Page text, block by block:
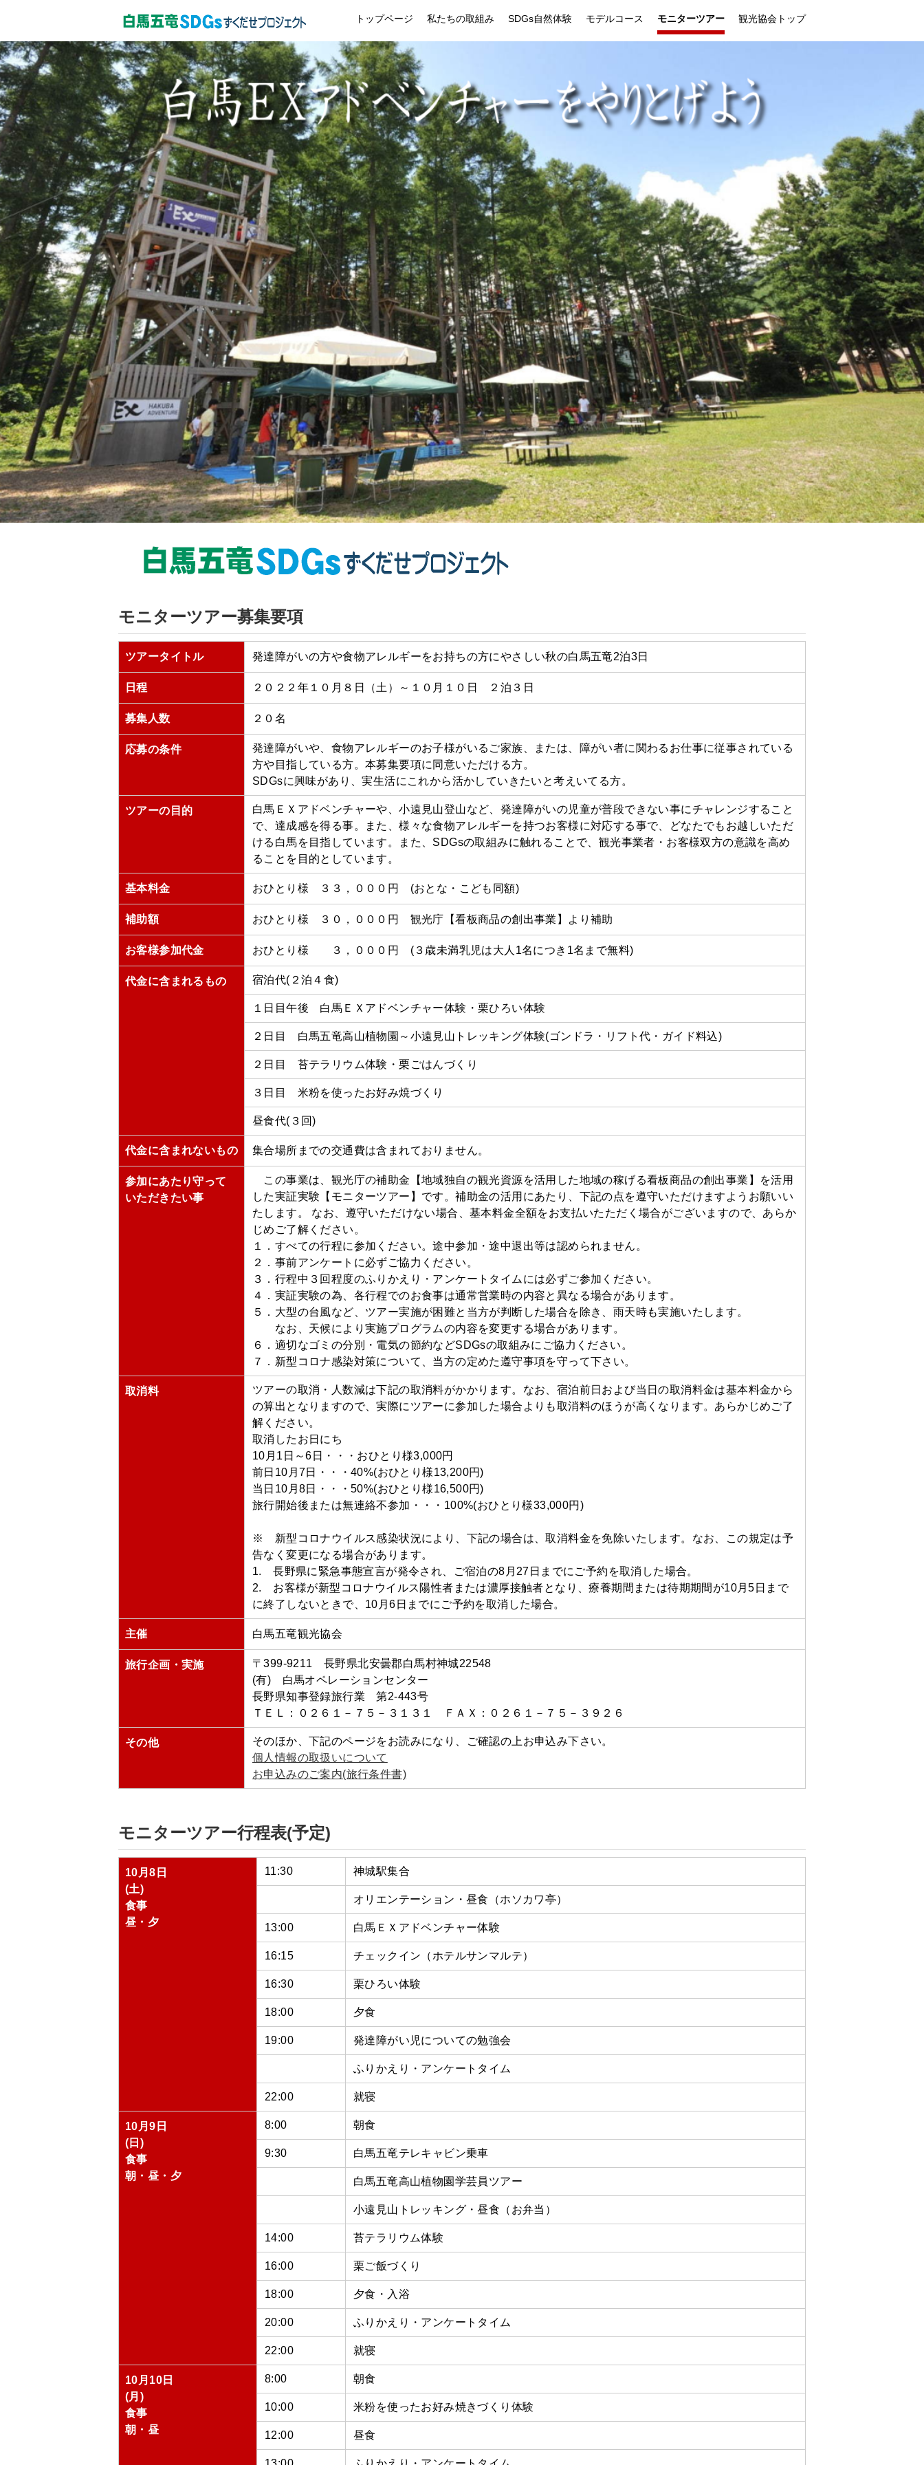
トップページ 私たちの取組み SDGs自然体験 モデルコース モニターツアー 観光協会トップ
モニターツアー募集要項
ツアータイトル 発達障がいの方や食物アレルギーをお持ちの方にやさしい秋の白馬五竜2泊3日
日程 ２０２２年１０月８日（土）～１０月１０日 ２泊３日
募集人数 ２０名
応募の条件
発達障がいや、食物アレルギーのお子様がいるご家族、または、障がい者に関わるお仕事に従事されている
方や目指している方。本募集要項に同意いただける方。
SDGsに興味があり、実生活にこれから活かしていきたいと考えいてる方。
ツアーの目的
白馬ＥＸアドベンチャーや、小遠見山登山など、発達障がいの児童が普段できない事にチャレンジすること
で、達成感を得る事。また、様々な食物アレルギーを持つお客様に対応する事で、どなたでもお越しいただ
ける白馬を目指しています。また、SDGsの取組みに触れることで、観光事業者・お客様双方の意識を高め
ることを目的としています。
基本料金 おひとり様 ３３，０００円 (おとな・こども同額)
補助額 おひとり様 ３０，０００円 観光庁【看板商品の創出事業】より補助
お客様参加代金 おひとり様 ３，０００円 (３歳未満乳児は大人1名につき1名まで無料)
代金に含まれるもの 宿泊代(２泊４食)
１日目午後 白馬ＥＸアドベンチャー体験・栗ひろい体験
２日目 白馬五竜高山植物園～小遠見山トレッキング体験(ゴンドラ・リフト代・ガイド料込)
２日目 苔テラリウム体験・栗ごはんづくり
３日目 米粉を使ったお好み焼づくり
昼食代(３回)
代金に含まれないもの 集合場所までの交通費は含まれておりません。
参加にあたり守って
いただきたい事
この事業は、観光庁の補助金【地域独自の観光資源を活用した地域の稼げる看板商品の創出事業】を活用
した実証実験【モニターツアー】です。補助金の活用にあたり、下記の点を遵守いただけますようお願いい
たします。 なお、遵守いただけない場合、基本料金全額をお支払いたただく場合がございますので、あらか
じめご了解ください。
１．すべての行程に参加ください。途中参加・途中退出等は認められません。
２．事前アンケートに必ずご協力ください。
３．行程中３回程度のふりかえり・アンケートタイムには必ずご参加ください。
４．実証実験の為、各行程でのお食事は通常営業時の内容と異なる場合があります。
５．大型の台風など、ツアー実施が困難と当方が判断した場合を除き、雨天時も実施いたします。
なお、天候により実施プログラムの内容を変更する場合があります。
６．適切なゴミの分別・電気の節約などSDGsの取組みにご協力ください。
７．新型コロナ感染対策について、当方の定めた遵守事項を守って下さい。
取消料
ツアーの取消・人数減は下記の取消料がかかります。なお、宿泊前日および当日の取消料金は基本料金から
の算出となりますので、実際にツアーに参加した場合よりも取消料のほうが高くなります。あらかじめご了
解ください。
取消したお日にち
10月1日～6日・・・おひとり様3,000円
前日10月7日・・・40%(おひとり様13,200円)
当日10月8日・・・50%(おひとり様16,500円)
旅行開始後または無連絡不参加・・・100%(おひとり様33,000円)
※ 新型コロナウイルス感染状況により、下記の場合は、取消料金を免除いたします。なお、この規定は予
告なく変更になる場合があります。
1. 長野県に緊急事態宣言が発令され、ご宿泊の8月27日までにご予約を取消した場合。
2. お客様が新型コロナウイルス陽性者または濃厚接触者となり、療養期間または待期期間が10月5日まで
に終了しないときで、10月6日までにご予約を取消した場合。
主催 白馬五竜観光協会
旅行企画・実施
〒399-9211 長野県北安曇郡白馬村神城22548
(有) 白馬オペレーションセンター
長野県知事登録旅行業 第2-443号
ＴＥＬ：０２６１－７５－３１３１ ＦＡＸ：０２６１－７５－３９２６
その他
そのほか、下記のページをお読みになり、ご確認の上お申込み下さい。
個人情報の取扱いについて
お申込みのご案内(旅行条件書)
モニターツアー行程表(予定)
10月8日
(土)
食事
昼・夕
11:30 神城駅集合
オリエンテーション・昼食（ホソカワ亭）
13:00 白馬ＥＸアドベンチャー体験
16:15 チェックイン（ホテルサンマルテ）
16:30 栗ひろい体験
18:00 夕食
19:00 発達障がい児についての勉強会
ふりかえり・アンケートタイム
22:00 就寝
10月9日
(日)
食事
朝・昼・夕
8:00 朝食
9:30 白馬五竜テレキャビン乗車
白馬五竜高山植物園学芸員ツアー
小遠見山トレッキング・昼食（お弁当）
14:00 苔テラリウム体験
16:00 栗ご飯づくり
18:00 夕食・入浴
20:00 ふりかえり・アンケートタイム
22:00 就寝
10月10日
(月)
食事
朝・昼
8:00 朝食
10:00 米粉を使ったお好み焼きづくり体験
12:00 昼食